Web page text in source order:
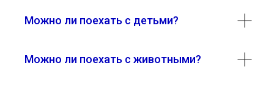
Можно ли поехать с детьми?
Можно ли поехать с животными?